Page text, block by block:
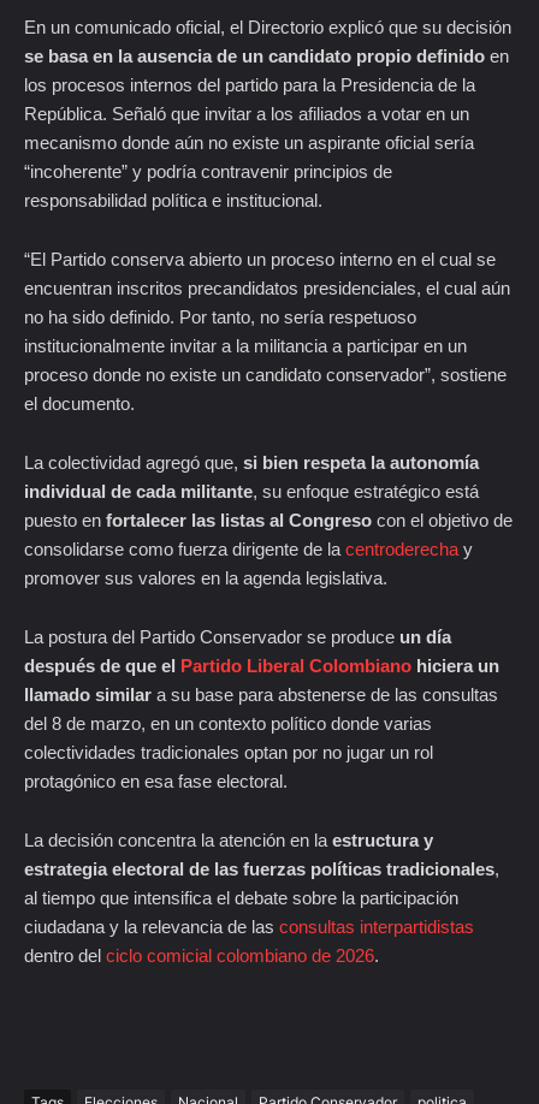
En un comunicado oficial, el Directorio explicó que su decisión
se basa en la ausencia de un candidato propio definido en
los procesos internos del partido para la Presidencia de la
República. Señaló que invitar a los afiliados a votar en un
mecanismo donde aún no existe un aspirante oficial sería
“incoherente” y podría contravenir principios de
responsabilidad política e institucional.
“El Partido conserva abierto un proceso interno en el cual se
encuentran inscritos precandidatos presidenciales, el cual aún
no ha sido definido. Por tanto, no sería respetuoso
institucionalmente invitar a la militancia a participar en un
proceso donde no existe un candidato conservador”, sostiene
el documento.
La colectividad agregó que, si bien respeta la autonomía
individual de cada militante, su enfoque estratégico está
puesto en fortalecer las listas al Congreso con el objetivo de
consolidarse como fuerza dirigente de la centroderecha y
promover sus valores en la agenda legislativa.
La postura del Partido Conservador se produce un día
después de que el Partido Liberal Colombiano hiciera un
llamado similar a su base para abstenerse de las consultas
del 8 de marzo, en un contexto político donde varias
colectividades tradicionales optan por no jugar un rol
protagónico en esa fase electoral.
La decisión concentra la atención en la estructura y
estrategia electoral de las fuerzas políticas tradicionales,
al tiempo que intensifica el debate sobre la participación
ciudadana y la relevancia de las consultas interpartidistas
dentro del ciclo comicial colombiano de 2026.